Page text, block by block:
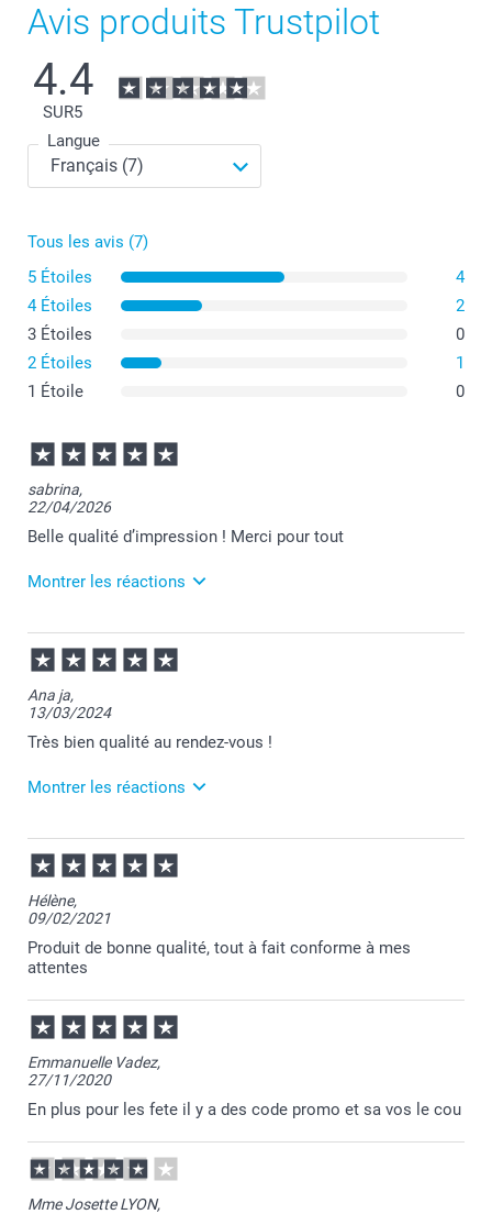
Avis produits Trustpilot
4.4
SUR5
Langue
Tous les avis (7)
5 Étoiles
4
4 Étoiles
2
3 Étoiles
0
2 Étoiles
1
1 Étoile
0
sabrina,
22/04/2026
Belle qualité d’impression ! Merci pour tout
Montrer les réactions
29/04/2026
11:09
Merci à vous pour votre commande Sabrina.
Je vous souhaite de passer une bonne journée.
Cordialement,
Florence@smartphoto
Ana ja,
13/03/2024
Très bien qualité au rendez-vous !
Montrer les réactions
14/03/2024
08:38
Merci pour ce chouette commentaire!
Je suis ravie de savoir que tout soit conforme à vos
attentes :-)
Julie@Smartphoto
Hélène,
09/02/2021
Produit de bonne qualité, tout à fait conforme à mes
attentes
Emmanuelle Vadez,
27/11/2020
En plus pour les fete il y a des code promo et sa vos le cou
Mme Josette LYON,